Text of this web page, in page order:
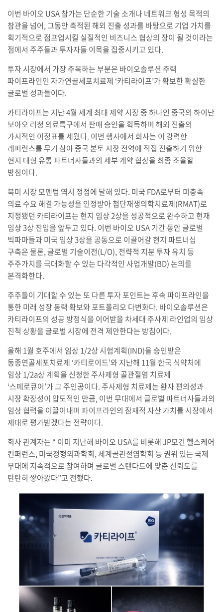
이번 바이오 USA 참가는 단순한 기술 소개나 네트워크 형성 목적의
참관을 넘어, 그동안 축적된 해외 진출 성과를 바탕으로 기업 가치를
획기적으로 점프업시킬 실질적인 비즈니스 협상의 장이 될 것이라는
점에서 주주들과 투자자들 이목을 집중시키고 있다.
투자 시장에서 가장 주목하는 부분은 바이오솔루션 주력
파이프라인인 자가연골세포치료제 ‘카티라이프’가 확보한 확실한
글로벌 성과들이다.
카티라이프는 지난 4월 세계 최대 제약 시장 중 하나인 중국의 하이난
보아오 러청 의료특구에서 판매 승인을 획득하며 해외 진출의
가시적인 이정표를 세웠다. 이번 행사에서 회사는 이 강력한
레퍼런스를 무기 삼아 중국 본토 시장 전역에 직접 진출하기 위한
현지 대형 유통 파트너사들과의 세부 계약 협상을 최종 조율할
방침이다.
북미 시장 모멘텀 역시 정점에 달해 있다. 미국 FDA로부터 미충족
의료 수요 해결 가능성을 인정받아 첨단재생의학치료제(RMAT)로
지정됐던 카티라이프는 현지 임상 2상을 성공적으로 완수하고 현재
임상 3상 진입을 앞두고 있다. 이번 바이오 USA 기간 동안 글로벌
빅파마들과 미국 임상 3상을 공동으로 이끌어갈 현지 파트너십
구축은 물론, 글로벌 기술이전(L/O), 전략적 지분 투자 유치 등
주주가치를 극대화할 수 있는 다각적인 사업개발(BD) 논의를
본격화한다.
주주들이 기대할 수 있는 또 다른 투자 포인트는 후속 파이프라인을
통한 미래 성장 동력 확보와 포트폴리오 다변화다. 바이오솔루션은
카티라이프의 성공 방정식을 이어받을 차세대 주사제 라인업의 임상
진척 상황을 글로벌 시장에 전격 제안한다는 방침이다.
올해 1월 호주에서 임상 1/2상 시험계획(IND)을 승인받은
동종연골세포치료제 ‘카티로이드’와 지난해 11월 한국 식약처에
임상 1/2a상 계획을 신청한 주사제형 골관절염 치료제
‘스페로큐어’가 그 주인공이다. 주사제형 치료제는 환자 편의성과
시장 확장성이 압도적인 만큼, 이번 무대에서 글로벌 파트너사들과의
임상 협력을 이끌어내며 파이프라인의 잠재적 자산 가치를 시장에서
제대로 평가받겠다는 전략이다.
회사 관계자는 “ 이미 지난해 바이오 USA를 비롯해 JP모건 헬스케어
컨퍼런스, 미국정형외과학회, 세계골관절염학회 등 권위 있는 국제
무대에 지속적으로 참여하며 글로벌 스탠다드에 맞춘 신뢰도를
탄탄히 쌓아왔다”고 전했다.